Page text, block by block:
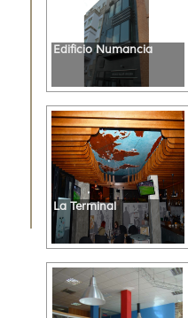
Edificio Numancia
La Terminal